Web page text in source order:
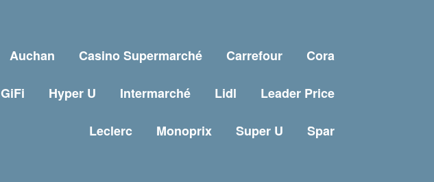
Auchan Casino Supermarché Carrefour Cora
GiFi Hyper U Intermarché Lidl Leader Price
Leclerc Monoprix Super U Spar